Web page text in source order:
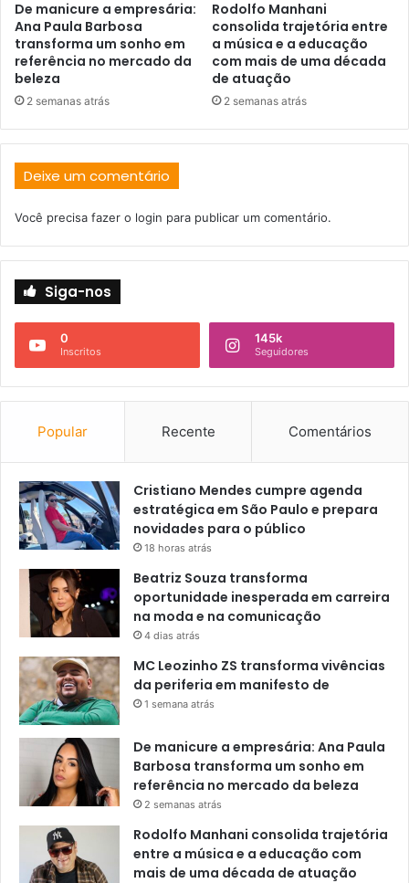
De manicure a empresária:
Ana Paula Barbosa
transforma um sonho em
referência no mercado da
beleza
2 semanas atrás
Rodolfo Manhani
consolida trajetória entre
a música e a educação
com mais de uma década
de atuação
2 semanas atrás
Deixe um comentário
Você precisa fazer o login para publicar um comentário.
Siga-nos
0
Inscritos
145k
Seguidores
Popular Recente Comentários
Cristiano Mendes cumpre agenda
estratégica em São Paulo e prepara
novidades para o público
18 horas atrás
Beatriz Souza transforma
oportunidade inesperada em carreira
na moda e na comunicação
4 dias atrás
MC Leozinho ZS transforma vivências
da periferia em manifesto de
1 semana atrás
De manicure a empresária: Ana Paula
Barbosa transforma um sonho em
referência no mercado da beleza
2 semanas atrás
Rodolfo Manhani consolida trajetória
entre a música e a educação com
mais de uma década de atuação